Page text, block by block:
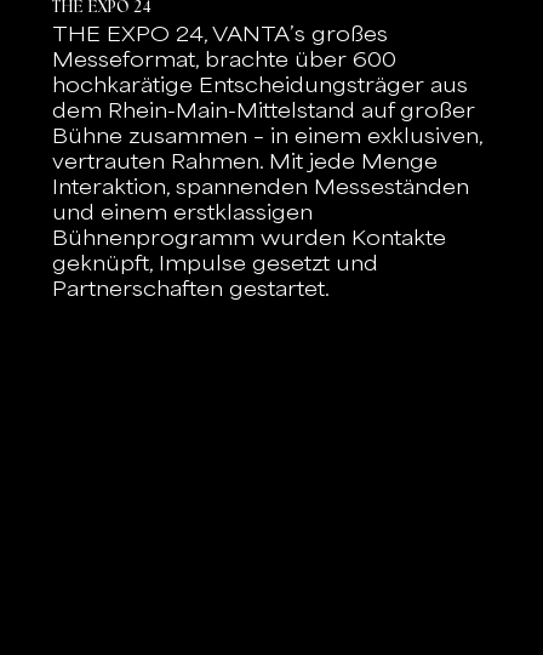
THE EXPO 24
THE EXPO 24, VANTA’s großes
Messeformat, brachte über 600
hochkarätige Entscheidungsträger aus
dem Rhein-Main-Mittelstand auf großer
Bühne zusammen – in einem exklusiven,
vertrauten Rahmen. Mit jede Menge
Interaktion, spannenden Messeständen
und einem erstklassigen
Bühnenprogramm wurden Kontakte
geknüpft, Impulse gesetzt und
Partnerschaften gestartet.